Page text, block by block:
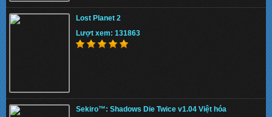
Sekiro™: Shadows Die Twice v1.04 Việt hóa
Lượt xem: 138021
PES 2019 SMoKE Patch EXECO – Patch PES
2019 mới nhất
Lost Planet 2
Lượt xem: 131863
Sekiro™: Shadows Die Twice v1.04 Việt hóa